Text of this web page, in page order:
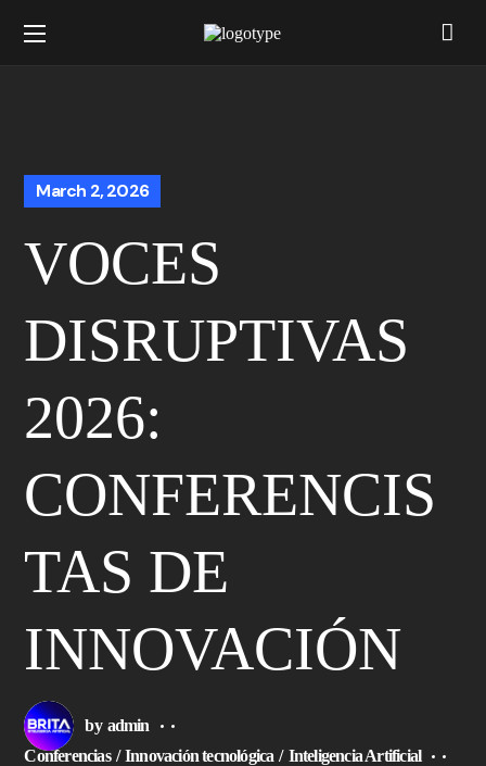
March 2, 2026
VOCES
DISRUPTIVAS
2026:
CONFERENCIS
TAS DE
INNOVACIÓN
by admin
Conferencias
Innovación tecnológica
Inteligencia Artificial